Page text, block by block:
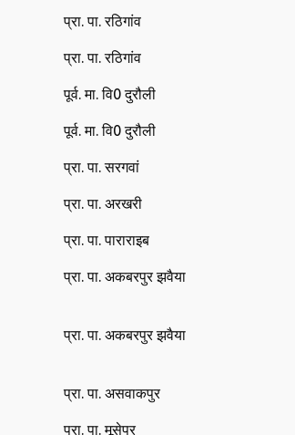
प्रा. पा. रठिगांव
प्रा. पा. रठिगांव
पूर्व. मा. वि0 दुरौली
पूर्व. मा. वि0 दुरौली
प्रा. पा. सरगवां
प्रा. पा. अरखरी
प्रा. पा. पाराराइब
प्रा. पा. अकबरपुर झवैया
प्रा. पा. अकबरपुर झवैया
प्रा. पा. असवाकपुर
प्रा. पा. मूसेपुर